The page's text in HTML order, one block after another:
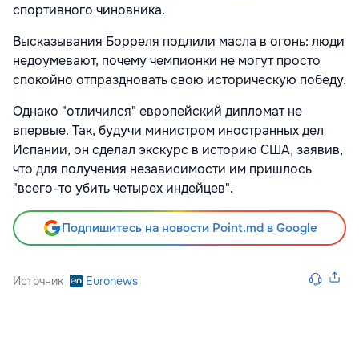
спортивного чиновника.
Высказывания Борреля подлили масла в огонь: люди
недоумевают, почему чемпионки не могут просто
спокойно отпраздновать свою историческую победу.
Однако "отличился" европейский дипломат не
впервые. Так, будучи министром иностранных дел
Испании, он сделал экскурс в историю США, заявив,
что для получения независимости им пришлось
"всего-то убить четырех индейцев".
Подпишитесь на новости Point.md в Google
Источник Euronews